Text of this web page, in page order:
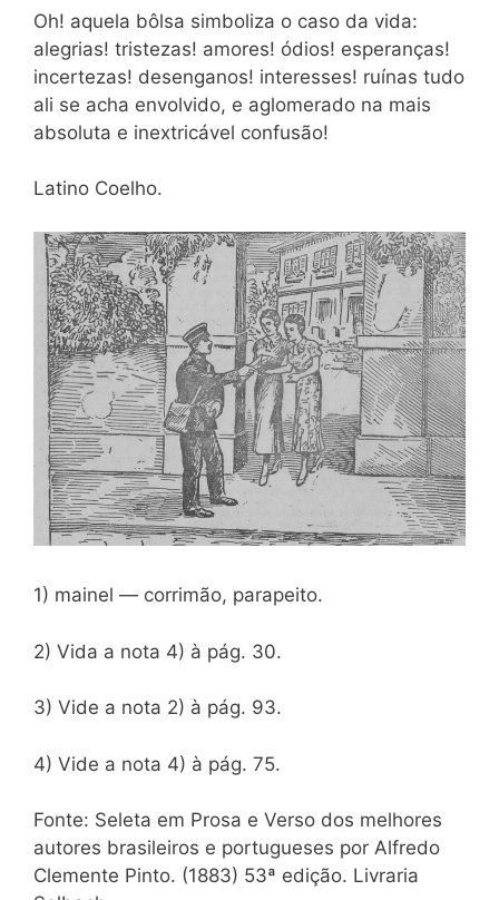
Oh! aquela bôlsa simboliza o caso da vida:
alegrias! triste­zas! amores! ódios! esperanças!
incertezas! desenganos! interes­ses! ruínas tudo
ali se acha envolvido, e aglomerado na mais
abso­luta e inextricável confusão!
Latino Coelho.
1) mainel — corrimão, parapeito.
2) Vida a nota 4) à pág. 30.
3) Vide a nota 2) à pág. 93.
4) Vide a nota 4) à pág. 75.
Fonte: Seleta em Prosa e Verso dos melhores
autores brasileiros e portugueses por Alfredo
Clemente Pinto. (1883) 53ª edição. Livraria